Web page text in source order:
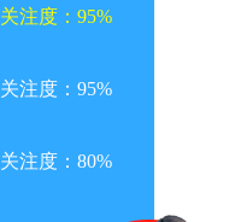
关注度：95%
关注度：95%
关注度：80%